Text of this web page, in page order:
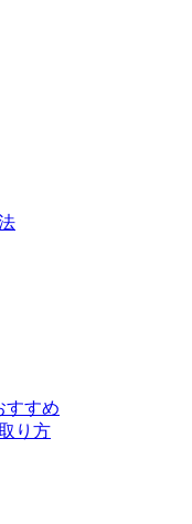
すすめ
り方